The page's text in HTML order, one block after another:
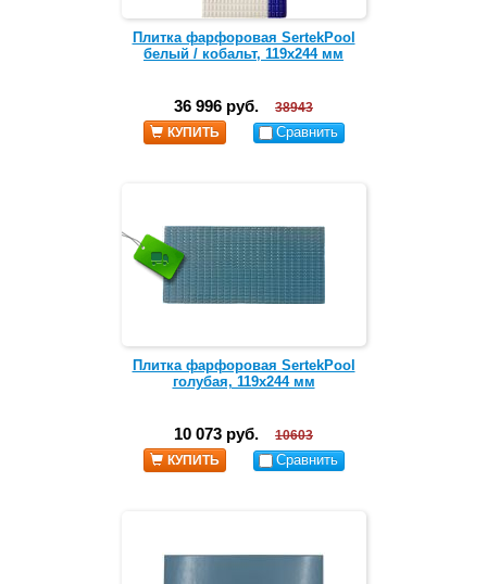
Плитка фарфоровая SertekPool
белый / кобальт, 119х244 мм
36 996 руб.
38943
КУПИТЬ
Сравнить
Плитка фарфоровая SertekPool
голубая, 119х244 мм
10 073 руб.
10603
КУПИТЬ
Сравнить